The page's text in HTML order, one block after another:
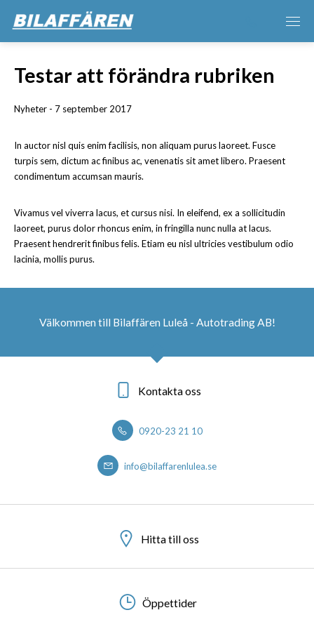
Testar att förändra rubriken
Nyheter - 7 september 2017
In auctor nisl quis enim facilisis, non aliquam purus laoreet. Fusce
turpis sem, dictum ac finibus ac, venenatis sit amet libero. Praesent
condimentum accumsan mauris.
Vivamus vel viverra lacus, et cursus nisi. In eleifend, ex a sollicitudin
laoreet, purus dolor rhoncus enim, in fringilla nunc nulla at lacus.
Praesent hendrerit finibus felis. Etiam eu nisl ultricies vestibulum odio
lacinia, mollis purus.
Välkommen till Bilaffären Luleå - Autotrading AB!
Kontakta oss
0920-23 21 10
info@bilaffarenlulea.se
Hitta till oss
Öppettider